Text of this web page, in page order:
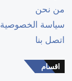
من نحن
سياسة الخصوصية
اتصل بنا
اقسام